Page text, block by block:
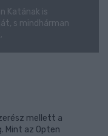
Katának is
s mindhárman
mellett a
Mint az Opten